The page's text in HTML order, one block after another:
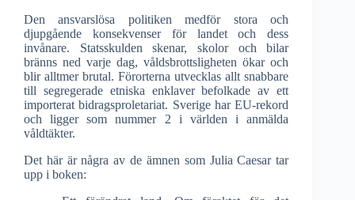
Den ansvarslösa politiken medför stora och
djupgående konsekvenser för landet och dess
invånare. Statsskulden skenar, skolor och bilar
bränns ned varje dag, våldsbrottsligheten ökar och
blir alltmer brutal. Förorterna utvecklas allt snabbare
till segregerade etniska enklaver befolkade av ett
importerat bidragsproletariat. Sverige har EU-rekord
och ligger som nummer 2 i världen i anmälda
våldtäkter.
Det här är några av de ämnen som Julia Caesar tar
upp i boken: